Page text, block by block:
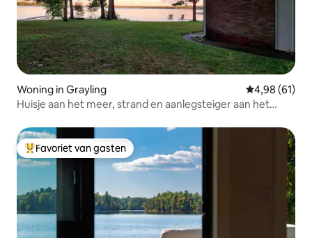
Woning in Grayling Gemiddelde
4,98 (61)
Huisje aan het meer, strand en aanlegsteiger aan het
Topfavoriet van gasten
Favoriet van gasten